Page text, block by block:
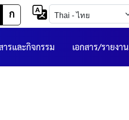
ก
เอกสาร/รายงาน
รและกิจกรรม